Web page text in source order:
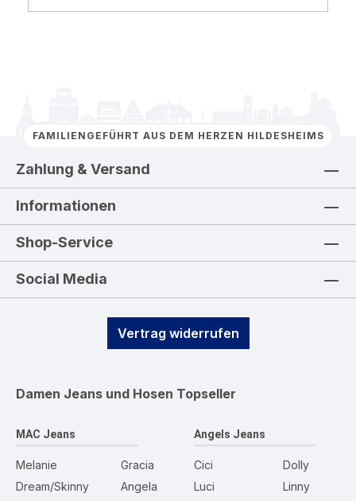
FAMILIENGEFÜHRT AUS DEM HERZEN HILDESHEIMS
Zahlung & Versand
Informationen
Shop-Service
Social Media
Vertrag widerrufen
Damen Jeans und Hosen Topseller
MAC Jeans
Melanie
Dream/Skinny
Gracia
Angela
Angels Jeans
Cici
Luci
Dolly
Linny